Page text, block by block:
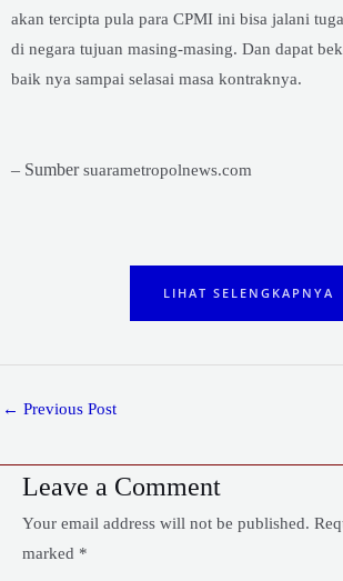
akan tercipta pula para CPMI ini bisa jalani
di negara tujuan masing-masing. Dan dapat
baik nya sampai selasai masa kontraknya.
– Sumbersuarametropolnews.com
LIHAT SELENGKAPNYA
← Previous Post
Leave a Comment
Your email address will not be published.
marked *